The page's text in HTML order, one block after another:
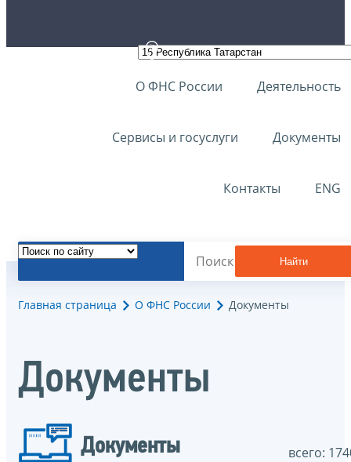
О ФНС России Деятельность
Сервисы и госуслуги Документы
Контакты ENG
Найти
Главная страница О ФНС России Документы
Документы
Документы всего: